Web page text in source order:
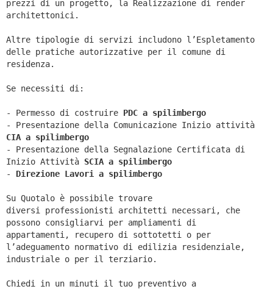
prezzi di un progetto, la Realizzazione di render
architettonici.
Altre tipologie di servizi includono l’Espletamento
delle pratiche autorizzative per il comune di
residenza.
Se necessiti di:
- Permesso di costruire PDC a spilimbergo
- Presentazione della Comunicazione Inizio attività
CIA a spilimbergo
- Presentazione della Segnalazione Certificata di
Inizio Attività SCIA a spilimbergo
- Direzione Lavori a spilimbergo
Su Quotalo è possibile trovare
diversi professionisti architetti necessari, che
possono consigliarvi per ampliamenti di
appartamenti, recupero di sottotetti o per
l’adeguamento normativo di edilizia residenziale,
industriale o per il terziario.
Chiedi in un minuti il tuo preventivo a